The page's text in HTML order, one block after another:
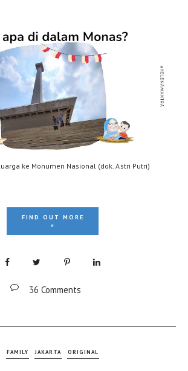
ke Monumen Nasional (dok. Astri Putri)
FIND OUT MORE
»
36 Comments
FAMILY JAKARTA ORIGINAL